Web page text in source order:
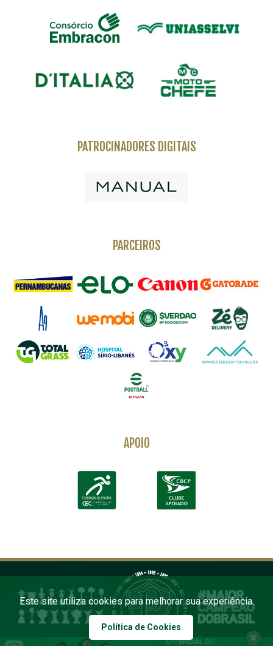
PATROCINADORES DIGITAIS
PARCEIROS
APOIO
Este site utiliza cookies para melhorar sua experiência.
Política de Cookies